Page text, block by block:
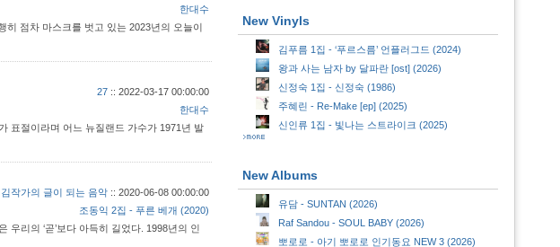
한대수
히 점차 마스크를 벗고 있는 2023년의 오늘이
27 :: 2022-03-17 00:00:00
한대수
표절이라며 어느 뉴질랜드 가수가 1971년 발
김작가의 글이 되는 음악 :: 2020-06-08 00:00:00
조동익 2집 - 푸른 베개 (2020)
우리의 ‘곧’보다 아득히 길었다. 1998년의 인
New Vinyls
김푸름 1집 - ‘푸르스름’ 언플러그드 (2024)
왕과 사는 남자 by 달파란 [ost] (2026)
신정숙 1집 - 신정숙 (1986)
주혜린 - Re-Make [ep] (2025)
신인류 1집 - 빛나는 스트라이크 (2025)
New Albums
유담 - SUNTAN (2026)
Raf Sandou - SOUL BABY (2026)
뽀로로 - 아기 뽀로로 인기동요 NEW 3 (2026)